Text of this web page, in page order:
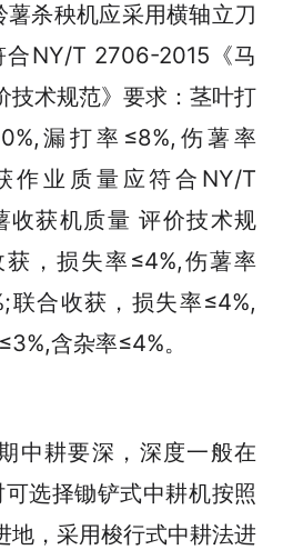
杀秧机应采用横轴立刀
NY/T 2706-2015《马
技术规范》要求：茎叶打
漏打率≤8%,伤薯率
作业质量应符合NY/T
收获机质量 评价技术规
，损失率≤4%,伤薯率
联合收获，损失率≤4%,
含杂率≤4%。
中耕要深，深度一般在
选择锄铲式中耕机按照
地，采用梭行式中耕法进